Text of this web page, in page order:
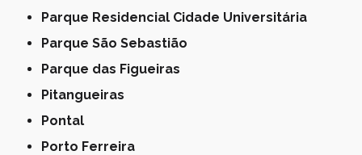
Parque Residencial Cidade Universitária
Parque São Sebastião
Parque das Figueiras
Pitangueiras
Pontal
Porto Ferreira